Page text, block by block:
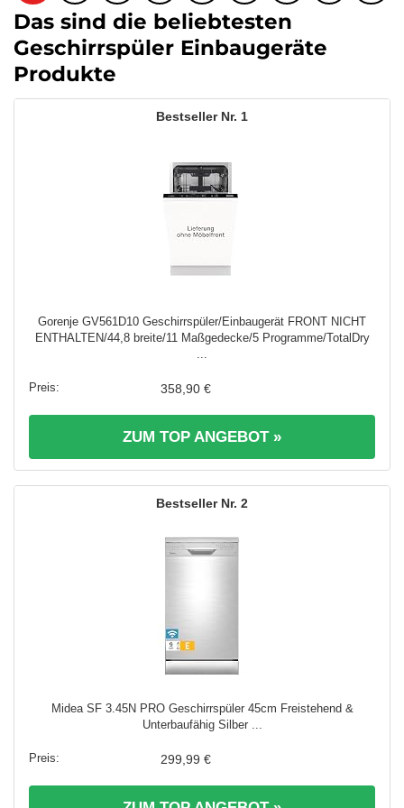
Das sind die beliebtesten
Geschirrspüler Einbaugeräte
Produkte
1
Gorenje GV561D10 Geschirrspüler/Einbaugerät FRONT NICHT
ENTHALTEN/44,8 breite/11 Maßgedecke/5 Programme/TotalDry
...
358,90 €
ZUM TOP ANGEBOT »
2
Midea SF 3.45N PRO Geschirrspüler 45cm Freistehend &
Unterbaufähig Silber ...
299,99 €